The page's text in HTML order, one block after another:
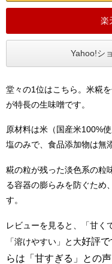
楽
Yahoo!シ
堂々の1位はこちら。米糀
が特長の生味噌です。
原材料は米（国産米100%
塩のみで、食品添加物は無
糀の粒が残った淡色系の粒
る容器の膨らみを防ぐため
す。
レビューを見ると、「甘く
「溶けやすい」と大好評
らは「甘すぎる」との声